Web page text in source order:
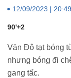
12/09/2023 | 20:49
90'+2
Văn Đô tạt bóng
nhưng bóng đi
gang tấc.